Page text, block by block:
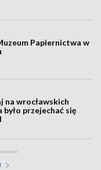
Papiernictwa w
wrocławskich
przejechać się